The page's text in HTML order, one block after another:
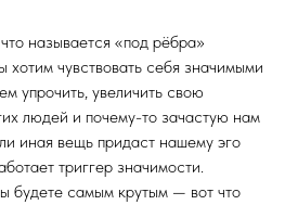
называется «под рёбра»
хотим чувствовать себя значимыми
упрочить, увеличить свою
людей и почему-то зачастую нам
иная вещь придаст нашему эго
триггер значимости.
будете самым крутым — вот что